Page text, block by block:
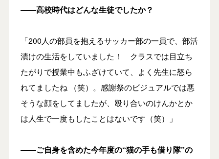
――高校時代はどんな生徒でしたか？
「200人の部員を抱えるサッカー部の一員で、部活
漬けの生活をしていました！ クラスでは目立ち
たがりで授業中もふざけていて、よく先生に怒ら
れてましたね （笑）。感謝祭のビジュアルでは悪
そうな顔をしてましたが、殴り合いのけんかとか
は人生で一度もしたことはないです（笑）」
――ご自身を含めた今年度の“猫の手も借り隊”の